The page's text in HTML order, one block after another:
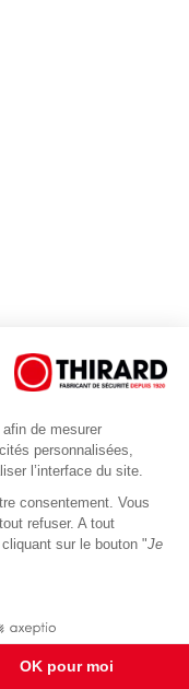
de mesurer
personnalisées,
l’interface du site.
consentement. Vous
refuser. A tout
sur le bouton "Je
OK pour moi